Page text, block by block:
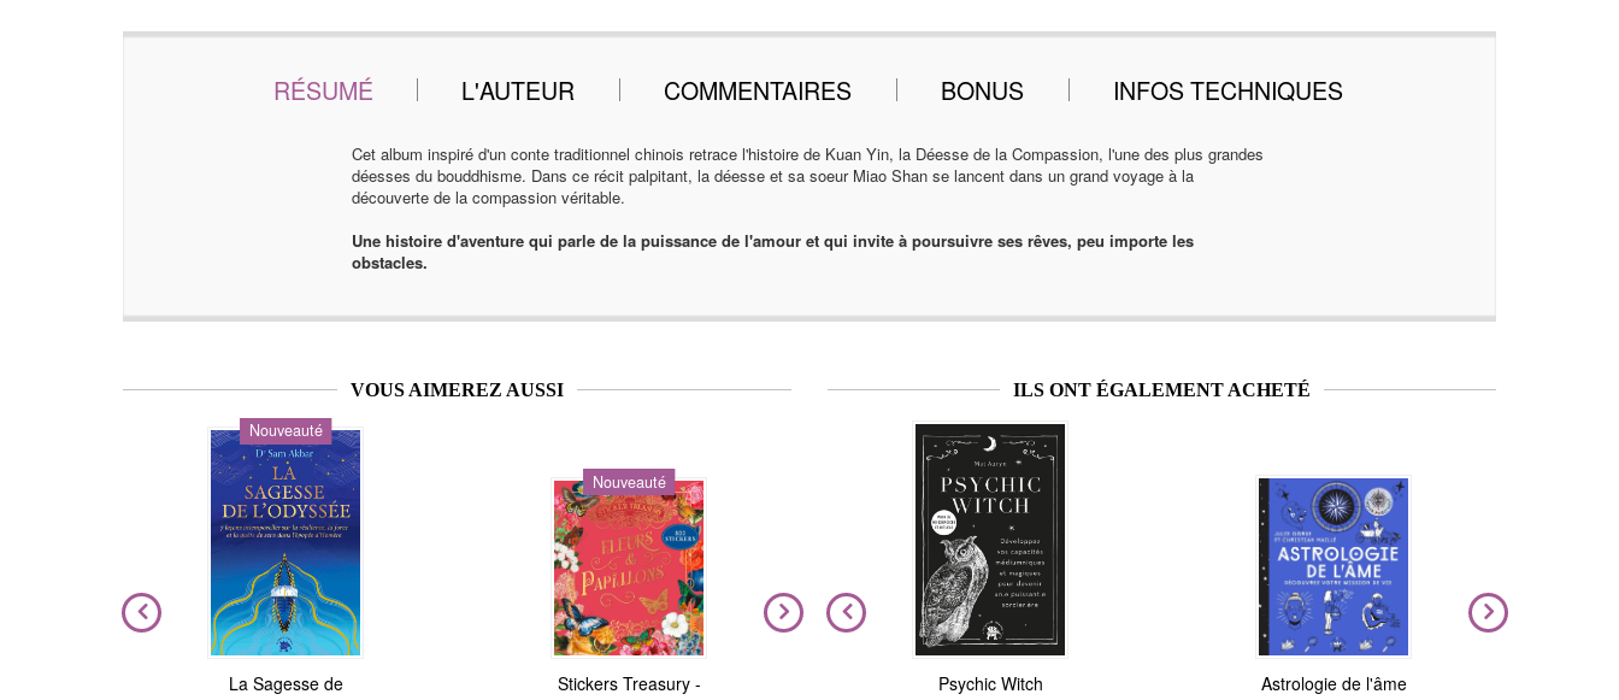
RÉSUMÉ L'AUTEUR COMMENTAIRES BONUS INFOS TECHNIQUES
Cet album inspiré d'un conte traditionnel chinois retrace l'histoire de Kuan Yin, la Déesse de la Compassion, l'une des plus grandes
déesses du bouddhisme. Dans ce récit palpitant, la déesse et sa soeur Miao Shan se lancent dans un grand voyage à la
découverte de la compassion véritable.
Une histoire d'aventure qui parle de la puissance de l'amour et qui invite à poursuivre ses rêves, peu importe les
obstacles.
VOUS AIMEREZ AUSSI
Nouveauté
La Sagesse de
Nouveauté
Stickers Treasury -
Nouveauté
Magic Stickers - Nature
Nouveauté
Magic Stickers - Céleste
ILS ONT ÉGALEMENT ACHETÉ
Astrologie de l'âme
Nous sommes tous
Psychic Witch Astrologie de l'âme